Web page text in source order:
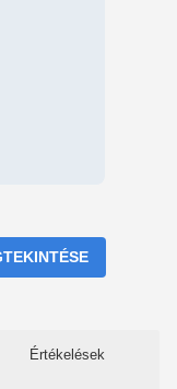
Értékelések